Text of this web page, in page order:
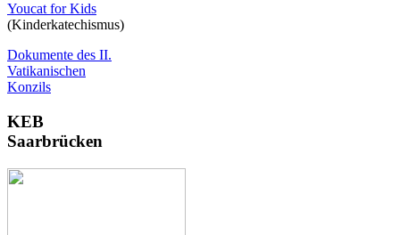
Youcat for Kids
(Kinderkatechismus)
Dokumente des II.
Vatikanischen
Konzils
KEB
Saarbrücken